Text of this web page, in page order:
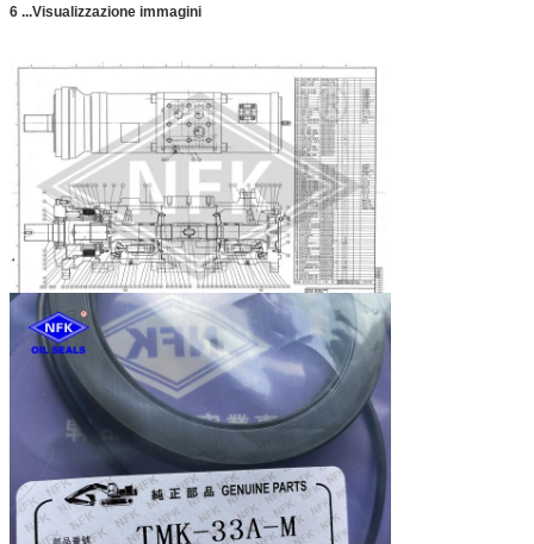
6 ...Visualizzazione immagini